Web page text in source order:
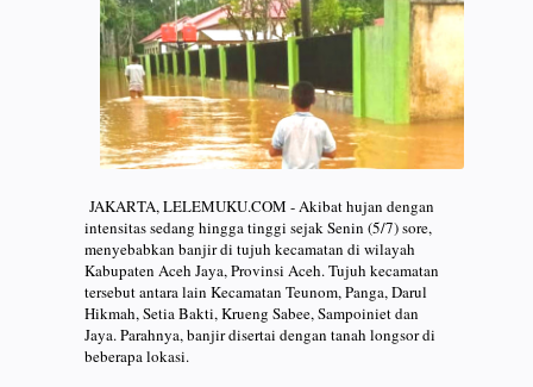
JAKARTA, LELEMUKU.COM - Akibat hujan dengan
intensitas sedang hingga tinggi sejak Senin (5/7) sore,
menyebabkan banjir di tujuh kecamatan di wilayah
Kabupaten Aceh Jaya, Provinsi Aceh. Tujuh kecamatan
tersebut antara lain Kecamatan Teunom, Panga, Darul
Hikmah, Setia Bakti, Krueng Sabee, Sampoiniet dan
Jaya. Parahnya, banjir disertai dengan tanah longsor di
beberapa lokasi.